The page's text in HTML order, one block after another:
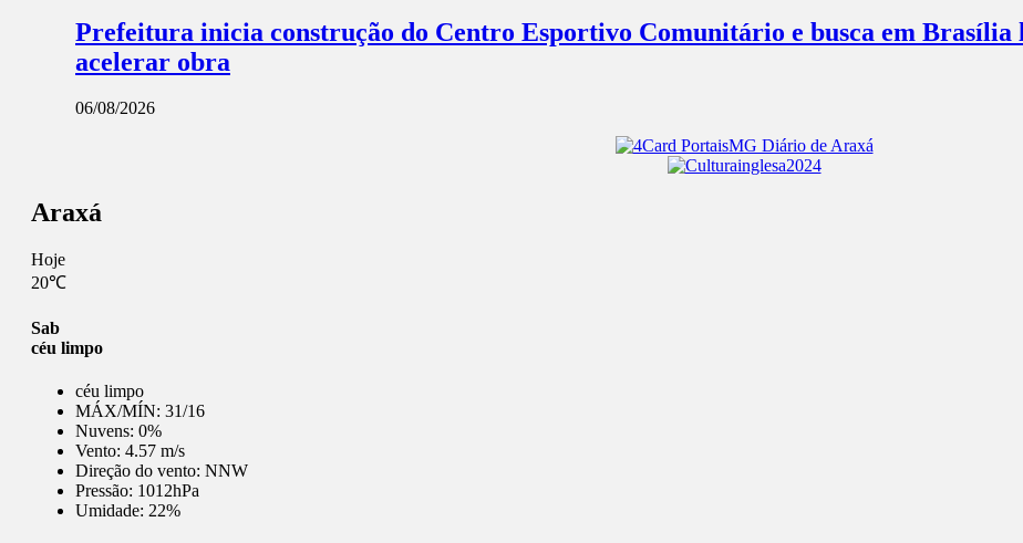
Prefeitura inicia construção do Centro Esportivo Comunitário e busca em Brasília
acelerar obra
06/08/2026
Araxá
Hoje
20℃
Sab
céu limpo
céu limpo
MÁX/MÍN: 31/16
Nuvens: 0%
Vento: 4.57 m/s
Direção do vento: NNW
Pressão: 1012hPa
Umidade: 22%